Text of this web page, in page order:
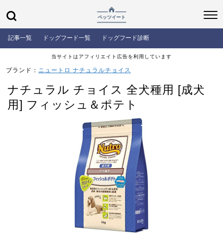
記事一覧 ドッグフード一覧 ドッグフード診断
当サイトはアフィリエイト広告を利用しています
ブランド： ニュートロ ナチュラルチョイス
ナチュラル チョイス 全犬種用 [成犬
用] フィッシュ＆ポテト